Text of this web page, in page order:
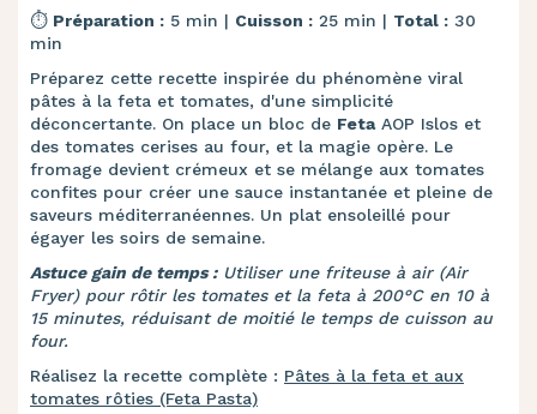
⏱️ Préparation : 5 min | Cuisson : 25 min | Total : 30
min
Préparez cette recette inspirée du phénomène viral
pâtes à la feta et tomates, d'une simplicité
déconcertante. On place un bloc de FetaAOP Islos et
des tomates cerises au four, et la magie opère. Le
fromage devient crémeux et se mélange aux tomates
confites pour créer une sauce instantanée et pleine de
saveurs méditerranéennes. Un plat ensoleillé pour
égayer les soirs de semaine.
Astuce gain de temps :Utiliser une friteuse à air (Air
Fryer) pour rôtir les tomates et la feta à 200°C en 10 à
15 minutes, réduisant de moitié le temps de cuisson au
four.
Réalisez la recette complète : Pâtes à la feta et aux
tomates rôties (Feta Pasta)